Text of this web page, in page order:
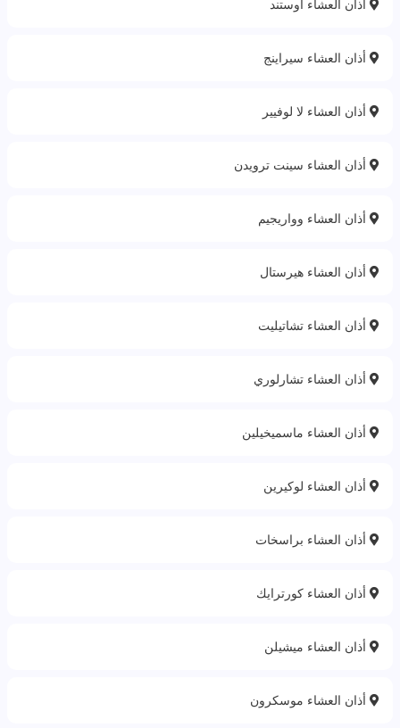
أذان العشاء اوستند
أذان العشاء سيراينج
أذان العشاء لا لوفيير
أذان العشاء سينت ترويدن
أذان العشاء وواريجيم
أذان العشاء هيرستال
أذان العشاء تشاتيليت
أذان العشاء تشارلوري
أذان العشاء ماسميخيلين
أذان العشاء لوكيرين
أذان العشاء براسخات
أذان العشاء كورترايك
أذان العشاء ميشيلن
أذان العشاء موسكرون